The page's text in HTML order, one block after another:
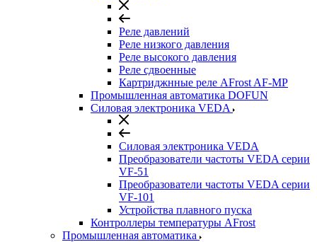
Реле давлений
Реле низкого давления
Реле высокого давления
Реле сдвоенные
Картриджнные реле AFrost AF-MP
Промышленная автоматика DOFUN
Силовая электроника VEDA
Силовая электроника VEDA
Преобразователи частоты VEDA серии
VF-51
Преобразователи частоты VEDA серии
VF-101
Устройства плавного пуска
Контроллеры температуры AFrost
Промышленная автоматика